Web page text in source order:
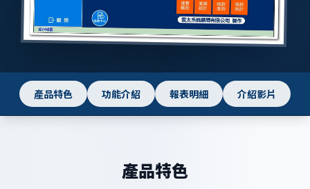
產品特色 功能介紹 報表明細 介紹影片
產品特色